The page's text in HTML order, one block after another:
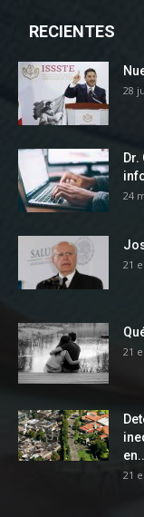
RECIENTES
28
24
21
21
21